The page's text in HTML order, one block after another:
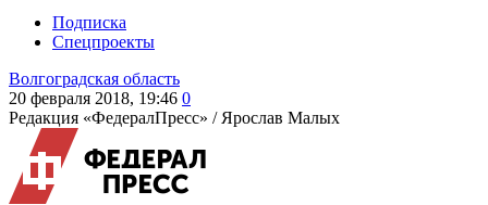
Подписка
Спецпроекты
Волгоградская область
20 февраля 2018, 19:46 0
Редакция «ФедералПресс» / Ярослав Малых